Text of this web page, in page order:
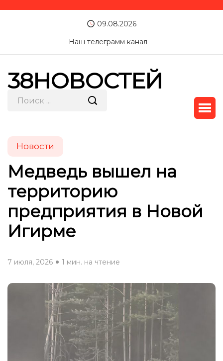
09.08.2026
Наш телеграмм канал
38НОВОСТЕЙ
Новости
Медведь вышел на
территорию
предприятия в Новой
Игирме
7 июля, 2026 1 мин. на чтение